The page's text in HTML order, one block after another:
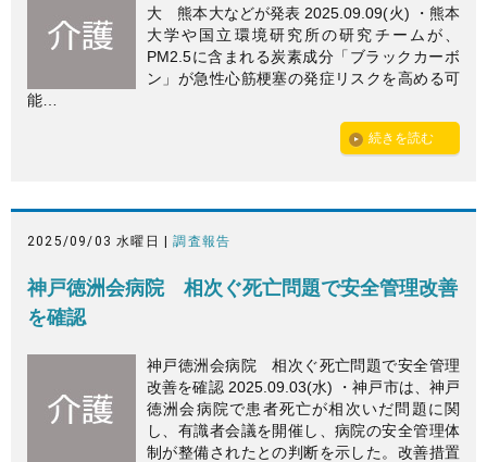
大 熊本大などが発表 2025.09.09(火) ・熊本
大学や国立環境研究所の研究チームが、
PM2.5に含まれる炭素成分「ブラックカーボ
ン」が急性心筋梗塞の発症リスクを高める可
能…
続きを読む
2025/09/03 水曜日 |調査報告
神戸徳洲会病院 相次ぐ死亡問題で安全管理改善
を確認
神戸徳洲会病院 相次ぐ死亡問題で安全管理
改善を確認 2025.09.03(水) ・神戸市は、神戸
徳洲会病院で患者死亡が相次いだ問題に関
し、有識者会議を開催し、病院の安全管理体
制が整備されたとの判断を示した。改善措置